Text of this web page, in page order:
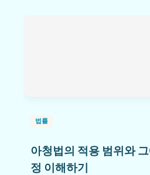
법률
아청법의 적용 범위와
정 이해하기